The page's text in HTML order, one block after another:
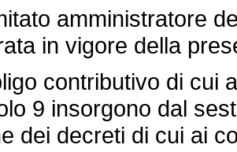
amministratore
in vigore della
contributivo di cui
9 insorgono dal
dei decreti di cui ai